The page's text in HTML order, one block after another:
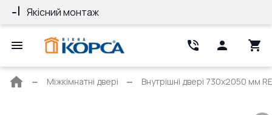
Якісний монтаж
Головна
Міжкімнатні двері Внутрішні двері 730x2050 мм